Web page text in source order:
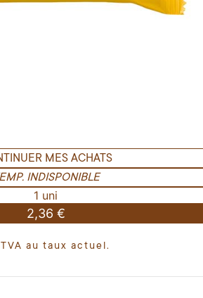
MES ACHATS
INDISPONIBLE
1 uni
2,36 €
au taux actuel.